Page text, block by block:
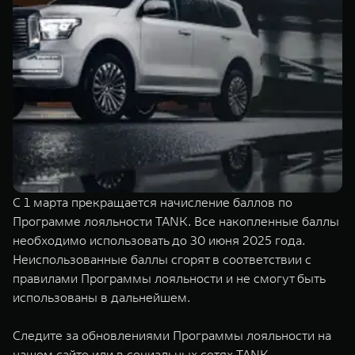
TANK 500
Веди за собой
от 6 499 000 ₽
TANK 700
Сила
от 10 199
TANK Финансы
Корпоративным клиентам
TANK ФИНАНСЫ
TANK Кредит
TANK Лизинг
TANK Страхование
Сервис
Специальные предложения
Моторные масла
ЦИФРОВЫЕ СЕРВИСЫ TANK
Цифровые сервисы TANK
Подписки
С 1 марта прекращается начисление баллов по
Программе лояльности TANK. Все накопленные баллы
необходимо использовать до 30 июня 2025 года.
Неиспользованные баллы сгорят в соответствии с
правилами Программы лояльности и не смогут быть
использованы в дальнейшем.
Следите за обновлениями Программы лояльности на